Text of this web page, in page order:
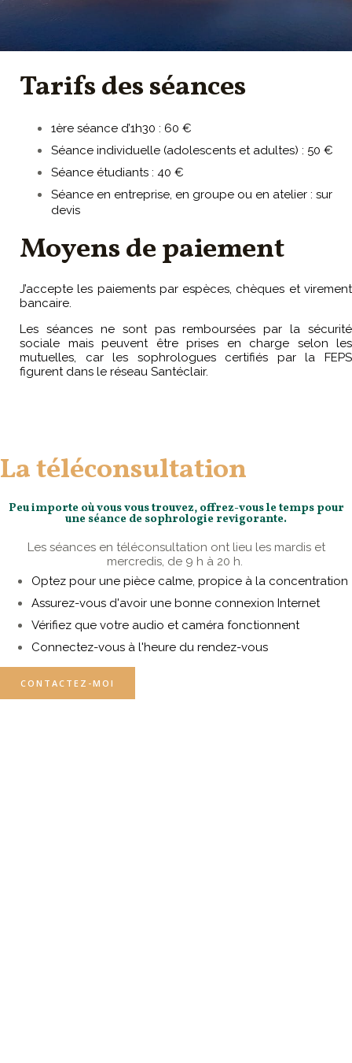
Tarifs des séances
1ère séance d’1h30 : 60 €
Séance individuelle (adolescents et adultes) : 50 €
Séance étudiants : 40 €
Séance en entreprise, en groupe ou en atelier : sur
devis
Moyens de paiement
J’accepte les paiements par espèces, chèques et virement
bancaire.
Les séances ne sont pas remboursées par la sécurité
sociale mais peuvent être prises en charge selon les
mutuelles, car les sophrologues certifiés par la FEPS
figurent dans le réseau Santéclair.
La téléconsultation
Peu importe où vous vous trouvez, offrez-vous le temps pour
une séance de sophrologie revigorante.
Les séances en téléconsultation ont lieu les mardis et
mercredis, de 9 h à 20 h. ​
Optez pour une pièce calme, propice à la concentration
Assurez-vous d'avoir une bonne connexion Internet
Vérifiez que votre audio et caméra fonctionnent
Connectez-vous à l'heure du rendez-vous
CONTACTEZ-MOI